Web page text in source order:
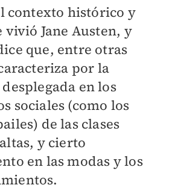
contexto histórico y
vivió Jane Austen, y
que, entre otras
por la
en los
sociales (como los
de las clases
y cierto
en las modas y los